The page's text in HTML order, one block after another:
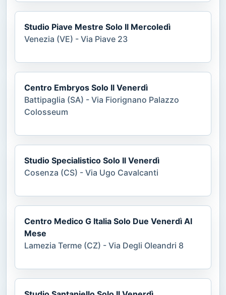
Studio Piave Mestre Solo Il Mercoledì
Venezia (VE) - Via Piave 23
Centro Embryos Solo Il Venerdì
Battipaglia (SA) - Via Fiorignano Palazzo
Colosseum
Studio Specialistico Solo Il Venerdì
Cosenza (CS) - Via Ugo Cavalcanti
Centro Medico G Italia Solo Due Venerdì Al
Mese
Lamezia Terme (CZ) - Via Degli Oleandri 8